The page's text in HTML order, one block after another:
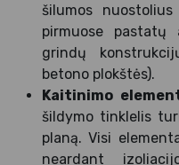
šilumos
pirmuose pastatų
grindų
betono plokštės).
Kaitinimo
šildymo tinklelis
planą. Visi
neardant